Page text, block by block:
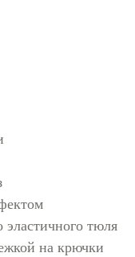
эластичного тюля
на крючки